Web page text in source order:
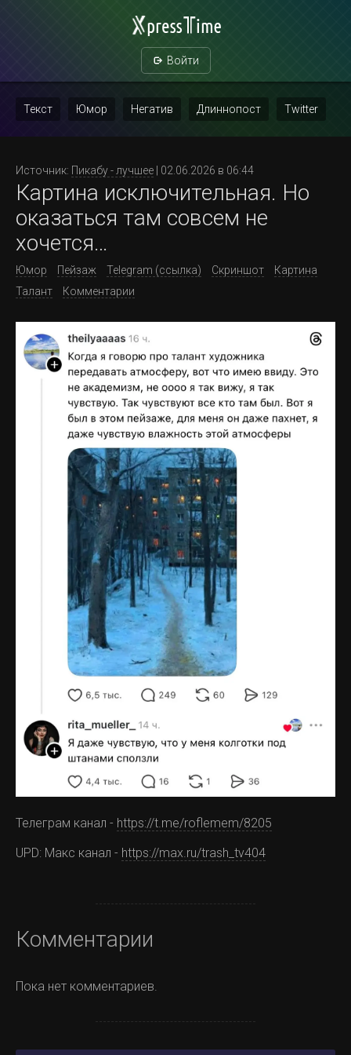
Войти
Текст Юмор Негатив Длиннопост Twitter
Повтор
Источник: Пикабу - лучшее | 02.06.2026 в 06:44
Картина исключительная. Но
оказаться там совсем не
хочется…
Юмор Пейзаж Telegram (ссылка) Скриншот
Картина
Талант
Комментарии
Телеграм канал - https://t.me/roflemem/8205
UPD: Макс канал - https://max.ru/trash_tv404
Комментарии
Пока нет комментариев.